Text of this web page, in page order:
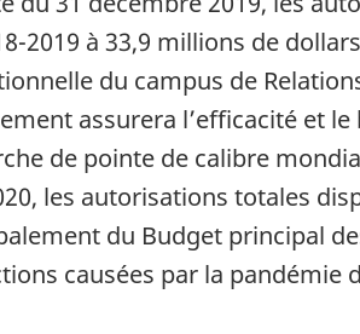
2019 à 33,9 millions de
du campus de
assurera l’efficacité et
de pointe de calibre
les autorisations totales
du Budget principal
causées par la pandémie